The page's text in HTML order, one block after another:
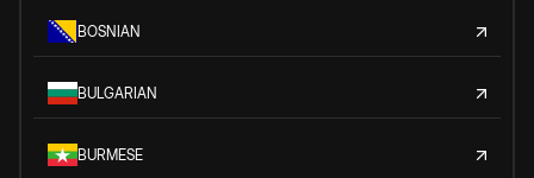
BOSNIAN
BULGARIAN
BURMESE